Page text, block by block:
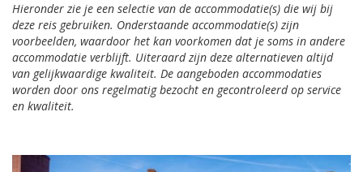
Hieronder zie je een selectie van de accommodatie(s) die wij bij
deze reis gebruiken. Onderstaande accommodatie(s) zijn
voorbeelden, waardoor het kan voorkomen dat je soms in andere
accommodatie verblijft. Uiteraard zijn deze alternatieven altijd
van gelijkwaardige kwaliteit. De aangeboden accommodaties
worden door ons regelmatig bezocht en gecontroleerd op service
en kwaliteit.